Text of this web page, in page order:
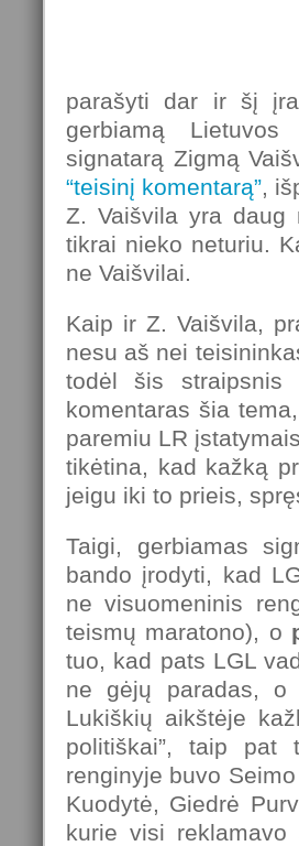
parašyti dar ir šį
gerbiamą Lietuvos
signatarą Zigmą
“teisinį komentarą”,
Z. Vaišvila yra
tikrai nieko neturiu.
ne Vaišvilai.
Kaip ir Z. Vaišvila,
nesu aš nei
todėl šis straipsnis
komentaras šia
paremiu LR
tikėtina, kad kažką
jeigu iki to prieis,
Taigi, gerbiamas
bando įrodyti, kad
ne visuomeninis
teismų maratono), o
tuo, kad pats LGL
ne gėjų paradas, o
Lukiškių aikštėje
politiškai”, taip
renginyje buvo
Kuodytė, Giedrė
kurie visi reklamavo